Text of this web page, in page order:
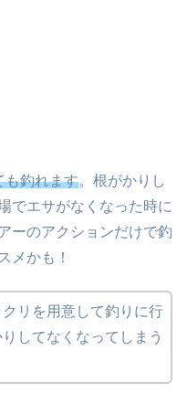
も釣れます。根がかりし
でエサがなくなった時に
ーのアクションだけで釣
メかも！
リを用意して釣りに行
してなくなってしまう